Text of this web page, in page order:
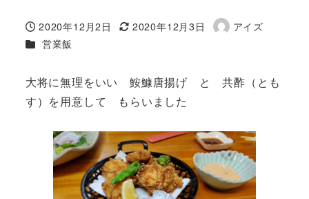
投稿日
2020年12月2日
更新日
2020年12月3日
著
アイズ
カテゴリー
営業飯
大将に無理をいい 鮟鱇唐揚げ と 共酢（とも
す）を用意して もらいました